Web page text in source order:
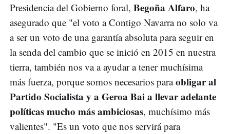
Presidencia del Gobierno foral, Begoña Alfaro, ha
asegurado que "el voto a Contigo Navarra no solo va
a ser un voto de una garantía absoluta para seguir en
la senda del cambio que se inició en 2015 en nuestra
tierra, también nos va a ayudar a tener muchísima
más fuerza, porque somos necesarios paraobligar al
Partido Socialista y a Geroa Bai a llevar adelante
políticas mucho más ambiciosas, muchísimo más
valientes". "Es un voto que nos servirá para